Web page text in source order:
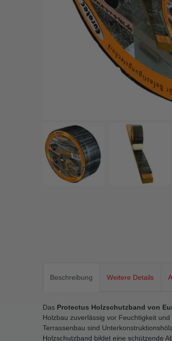
Beschreibung Weitere Details
Das Protectus Holzschutzband von
Holzbau zuverlässig vor Feuchtigkeit
Terrassenbau sind
Holzschutzband bildet eine schützende